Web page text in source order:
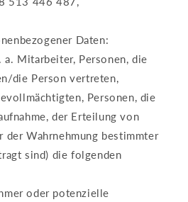
Daten:
a. Mitarbeiter, Personen, die
die Person vertreten,
Personen, die
der Erteilung von
der Wahrnehmung bestimmter
sind) die folgenden
oder potenzielle